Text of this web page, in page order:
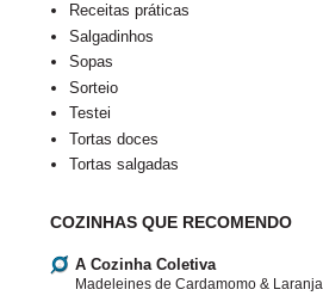
Receitas práticas
Salgadinhos
Sopas
Sorteio
Testei
Tortas doces
Tortas salgadas
COZINHAS QUE RECOMENDO
A Cozinha Coletiva
Madeleines de Cardamomo & Laranja